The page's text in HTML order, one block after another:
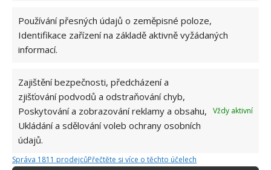
Používání přesných údajů o zeměpisné poloze,
Identifikace zařízení na základě aktivně vyžádaných
informací.
Zajištění bezpečnosti, předcházení a
zjišťování podvodů a odstraňování chyb,
Poskytování a zobrazování reklamy a obsahu,
Ukládání a sdělování voleb ochrany osobních
údajů.
Vždy aktivní
Správa 1811 prodejcůPřečtěte si více o těchto účelech
BYDLENÍ DOMOV KONTEJNER
Přidejte svůj názor
KOMENTOVAT
Hana Musilová